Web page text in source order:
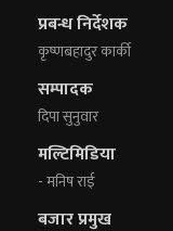
प्रबन्ध निर्देशक
कृष्णबहादुर कार्की
सम्पादक
दिपा सुनुवार
मल्टिमिडिया
- मनिष राई
बजार प्रमुख